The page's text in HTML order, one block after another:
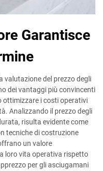
Garantisce
valutazione del prezzo degli
dei vantaggi più convincenti
ottimizzare i costi operativi
Analizzando il prezzo degli
risulta evidente come
tecniche di costruzione
un valore
loro vita operativa rispetto
per gli asciugamani